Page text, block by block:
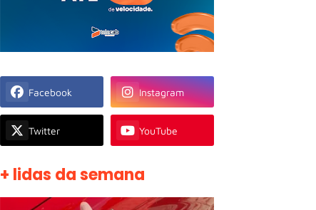
Facebook Instagram
Twitter YouTube
+ lidas da semana